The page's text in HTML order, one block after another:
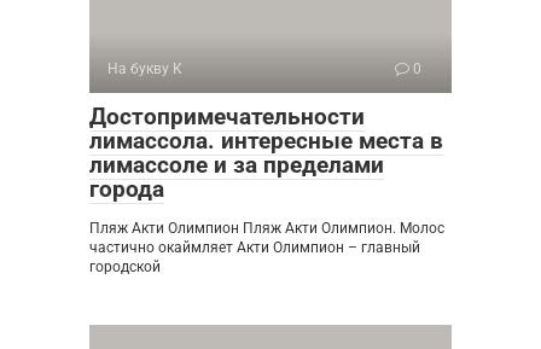
На букву К 0
Достопримечательности
лимассола. интересные места в
лимассоле и за пределами
города
Пляж Акти Олимпион Пляж Акти Олимпион. Молос
частично окаймляет Акти Олимпион – главный
городской